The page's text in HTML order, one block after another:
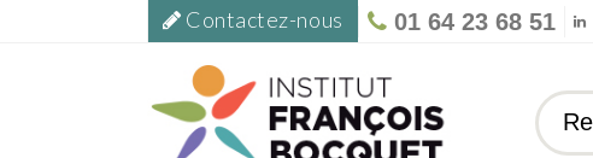
Contactez-nous 01 64 23 68 51